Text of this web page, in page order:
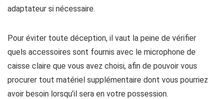
adaptateur si nécessaire.
Pour éviter toute déception, il vaut la peine de vérifier
quels accessoires sont fournis avec le microphone de
caisse claire que vous avez choisi, afin de pouvoir vous
procurer tout matériel supplémentaire dont vous pourriez
avoir besoin lorsqu’il sera en votre possession.